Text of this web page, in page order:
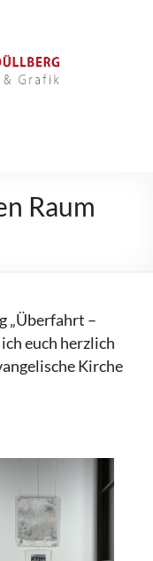
Raum
„Überfahrt –
euch herzlich
Kirche